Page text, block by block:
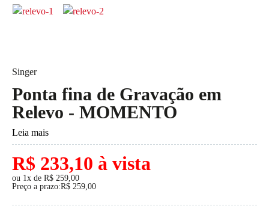
Singer
Ponta fina de Gravação em
Relevo - MOMENTO
Leia mais
R$ 233,10 à vista
ou 1x de R$ 259,00
Preço a prazo:R$ 259,00